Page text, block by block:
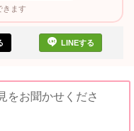
きます
LINEする
をお聞かせくださ